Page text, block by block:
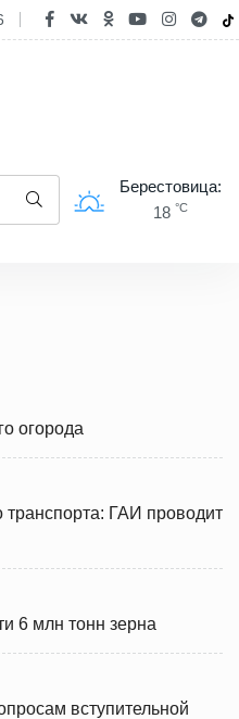
Берестовица:
18 °C
огорода
транспорта: ГАИ проводит
6 млн тонн зерна
вступительной